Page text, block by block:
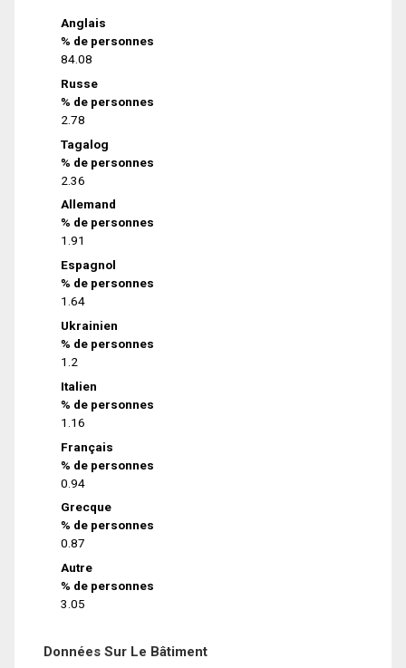
Anglais
% de personnes
84.08
Russe
% de personnes
2.78
Tagalog
% de personnes
2.36
Allemand
% de personnes
1.91
Espagnol
% de personnes
1.64
Ukrainien
% de personnes
1.2
Italien
% de personnes
1.16
Français
% de personnes
0.94
Grecque
% de personnes
0.87
Autre
% de personnes
3.05
Données Sur Le Bâtiment